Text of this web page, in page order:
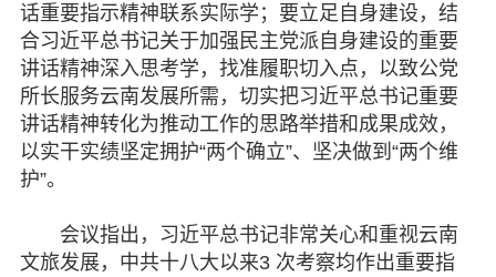
联系我们
媒体报道
脱贫攻坚
七彩云南
话重要指示精神联系实际学；要立足自身建设，结
合习近平总书记关于加强民主党派自身建设的重要
讲话精神深入思考学，找准履职切入点，以致公党
所长服务云南发展所需，切实把习近平总书记重要
讲话精神转化为推动工作的思路举措和成果成效，
以实干实绩坚定拥护“两个确立”、坚决做到“两个维
护”。
会议指出，习近平总书记非常关心和重视云南
文旅发展，中共十八大以来3 次考察均作出重要指